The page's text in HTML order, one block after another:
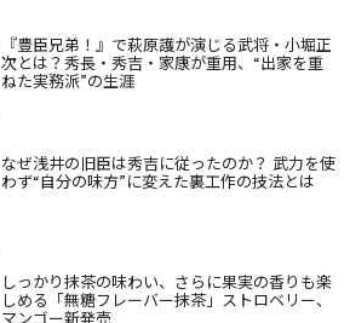
『豊臣兄弟！』で萩原護が演じる武将・小堀正
次とは？秀長・秀吉・家康が重用、“出家を重
ねた実務派”の生涯
なぜ浅井の旧臣は秀吉に従ったのか？ 武力を使
わず“自分の味方”に変えた裏工作の技法とは
しっかり抹茶の味わい、さらに果実の香りも楽
しめる「無糖フレーバー抹茶」ストロベリー、
マンゴー新発売